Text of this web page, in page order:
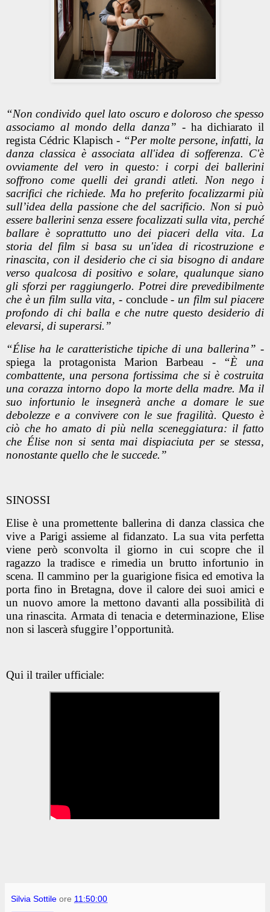
“Non condivido quel lato oscuro e doloroso che spesso
associamo al mondo della danza” - ha dichiarato il
regista Cédric Klapisch - “Per molte persone, infatti, la
danza classica è associata all'idea di sofferenza. C'è
ovviamente del vero in questo: i corpi dei ballerini
soffrono come quelli dei grandi atleti. Non nego i
sacrifici che richiede. Ma ho preferito focalizzarmi più
sull’idea della passione che del sacrificio. Non si può
essere ballerini senza essere focalizzati sulla vita, perché
ballare è soprattutto uno dei piaceri della vita. La
storia del film si basa su un'idea di ricostruzione e
rinascita, con il desiderio che ci sia bisogno di andare
verso qualcosa di positivo e solare, qualunque siano
gli sforzi per raggiungerlo. Potrei dire prevedibilmente
che è un film sulla vita, - conclude - un film sul piacere
profondo di chi balla e che nutre questo desiderio di
elevarsi, di superarsi.”
“Élise ha le caratteristiche tipiche di una ballerina” -
spiega la protagonista Marion Barbeau -“È una
combattente, una persona fortissima che si è costruita
una corazza intorno dopo la morte della madre. Ma il
suo infortunio le insegnerà anche a domare le sue
debolezze e a convivere con le sue fragilità. Questo è
ciò che ho amato di più nella sceneggiatura: il fatto
che Élise non si senta mai dispiaciuta per se stessa,
nonostante quello che le succede.”
SINOSSI
Elise è una promettente ballerina di danza classica che
vive a Parigi assieme al fidanzato. La sua vita perfetta
viene però sconvolta il giorno in cui scopre che il
ragazzo la tradisce e rimedia un brutto infortunio in
scena. Il cammino per la guarigione fisica ed emotiva la
porta fino in Bretagna, dove il calore dei suoi amici e
un nuovo amore la mettono davanti alla possibilità di
una rinascita. Armata di tenacia e determinazione, Elise
non si lascerà sfuggire l’opportunità.
Qui il trailer ufficiale:
Silvia Sottile ore 11:50:00